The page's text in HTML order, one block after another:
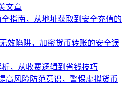
文章
全指南，从地址获取到安全充值的
效陷阱，加密货币转账的安全误
析，从收费逻辑到省钱技巧
高风险防范意识，警惕虚拟货币